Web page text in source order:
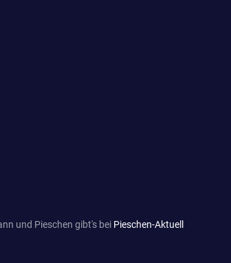
und Pieschen gibt's bei Pieschen-Aktuell